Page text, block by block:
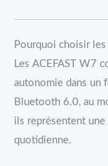
Pourquoi choisir
Les ACEFAST W7
autonomie dans un
Bluetooth 6.0, au
ils représentent
quotidienne.